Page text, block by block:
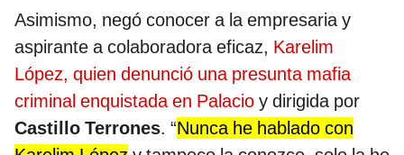
Asimismo, negó conocer a la empresaria y
aspirante a colaboradora eficaz, Karelim
López, quien denunció una presunta mafia
criminal enquistada en Palacio y dirigida por
Castillo Terrones. “Nunca he hablado con